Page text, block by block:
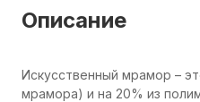
Описание
Искусственный мрамор –
мрамора) и на 20% из